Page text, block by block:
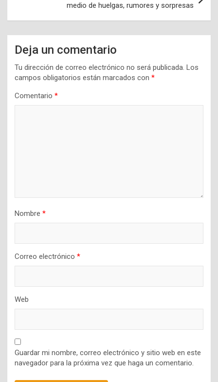
medio de huelgas, rumores y sorpresas
Deja un comentario
Tu dirección de correo electrónico no será publicada. Los
campos obligatorios están marcados con *
Comentario *
Nombre *
Correo electrónico *
Web
Guardar mi nombre, correo electrónico y sitio web en este
navegador para la próxima vez que haga un comentario.